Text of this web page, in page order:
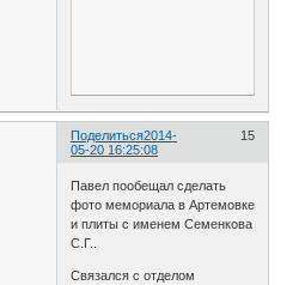
Поделиться 15
2014-
05-20 16:25:08
Павел пообещал сделать
фото мемориала в Артемовке
и плиты с именем Семенкова
С.Г..
Связался с отделом